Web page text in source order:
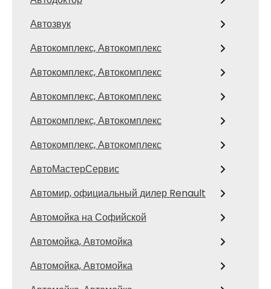
Автозвук
Автокомплекс, Автокомплекс
Автокомплекс, Автокомплекс
Автокомплекс, Автокомплекс
Автокомплекс, Автокомплекс
Автокомплекс, Автокомплекс
АвтоМастерСервис
Автомир, официальный дилер Renault
Автомойка на Софийской
Автомойка, Автомойка
Автомойка, Автомойка